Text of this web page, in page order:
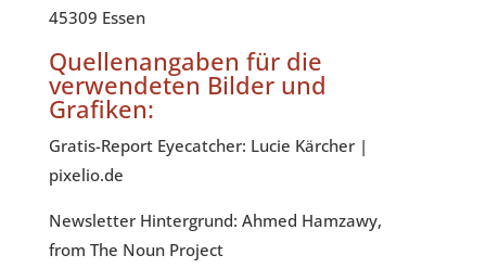
45309 Essen
Quellenangaben für die
verwendeten Bilder und
Grafiken:
Gratis-Report Eyecatcher: Lucie Kärcher |
pixelio.de
Newsletter Hintergrund: Ahmed Hamzawy,
from The Noun Project